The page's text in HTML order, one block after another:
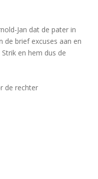
Jan dat de pater in
de brief excuses aan en
en hem dus de
de rechter